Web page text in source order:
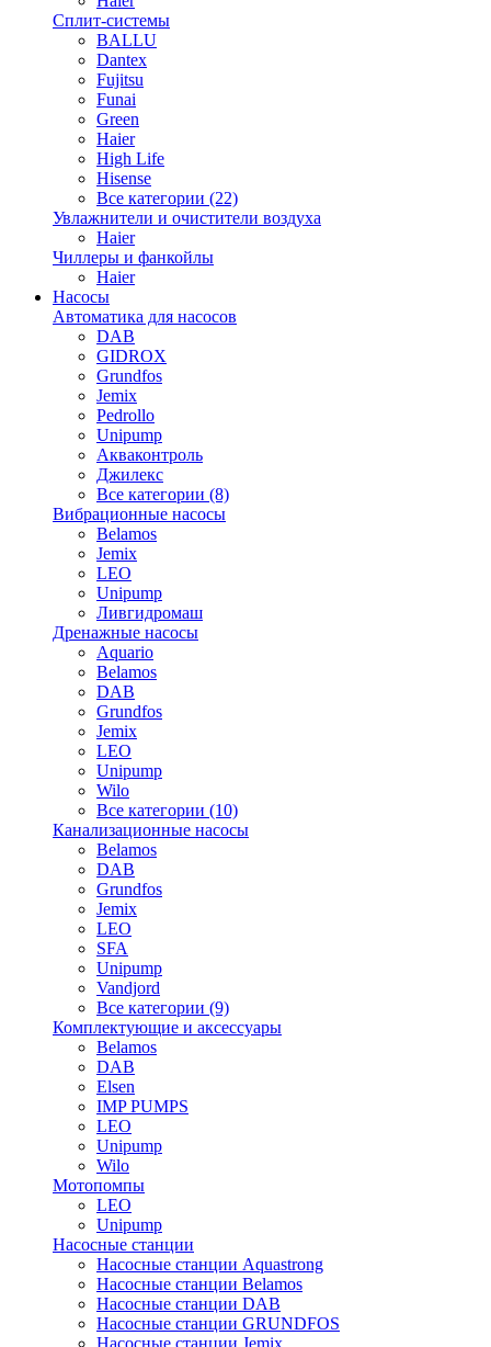
Сплит-системы
BALLU
Dantex
Fujitsu
Funai
Green
Haier
High Life
Hisense
Все категории (22)
Увлажнители и очистители воздуха
Haier
Чиллеры и фанкойлы
Haier
Насосы
Автоматика для насосов
DAB
GIDROX
Grundfos
Jemix
Pedrollo
Unipump
Акваконтроль
Джилекс
Все категории (8)
Вибрационные насосы
Belamos
Jemix
LEO
Unipump
Ливгидромаш
Дренажные насосы
Aquario
Belamos
DAB
Grundfos
Jemix
LEO
Unipump
Wilo
Все категории (10)
Канализационные насосы
Belamos
DAB
Grundfos
Jemix
LEO
SFA
Unipump
Vandjord
Все категории (9)
Комплектующие и аксессуары
Belamos
DAB
Elsen
IMP PUMPS
LEO
Unipump
Wilo
Мотопомпы
LEO
Unipump
Насосные станции
Насосные станции Aquastrong
Насосные станции Belamos
Насосные станции DAB
Насосные станции GRUNDFOS
Насосные станции Jemix